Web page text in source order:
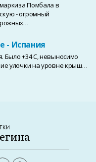
Помбала в
- огромный
- Испания
Было +34 С, невыносимо
улочки на уровне крыш…